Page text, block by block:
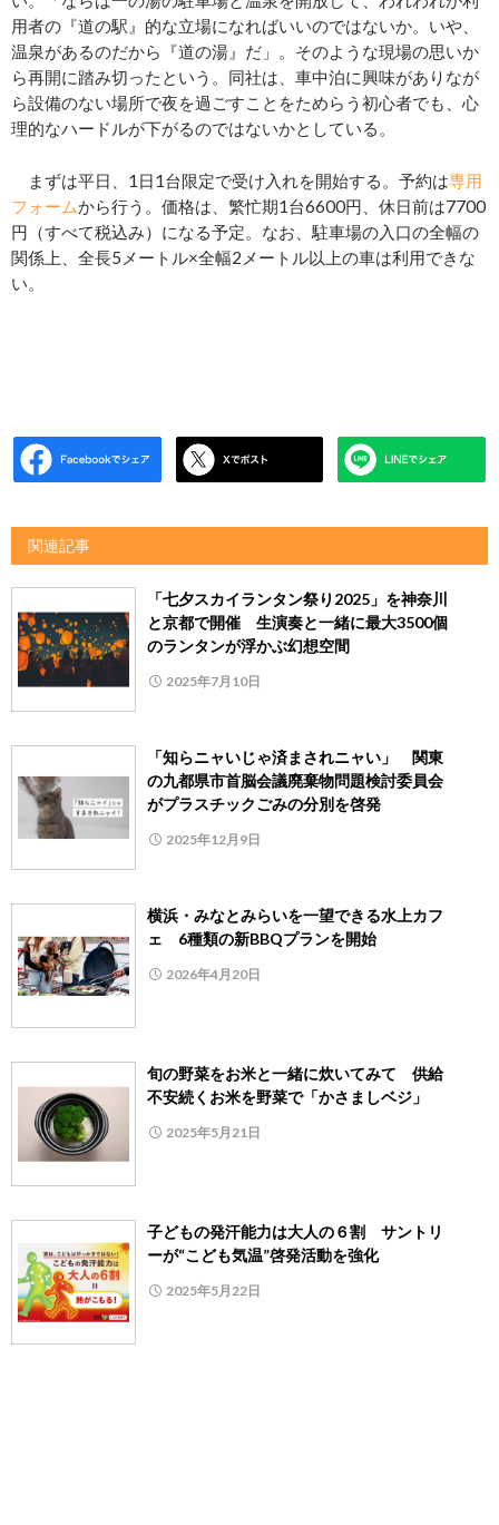
用者の『道の駅』的な立場になればいいのではないか。いや、
温泉があるのだから『道の湯』だ」。そのような現場の思いか
ら再開に踏み切ったという。同社は、車中泊に興味がありなが
ら設備のない場所で夜を過ごすことをためらう初心者でも、心
理的なハードルが下がるのではないかとしている。
まずは平日、1日1台限定で受け入れを開始する。予約は専用
フォームから行う。価格は、繁忙期1台6600円、休日前は7700
円（すべて税込み）になる予定。なお、駐車場の入口の全幅の
関係上、全長5メートル×全幅2メートル以上の車は利用できな
い。
関連記事
「七夕スカイランタン祭り2025」を神奈川
と京都で開催 生演奏と一緒に最大3500個
のランタンが浮かぶ幻想空間
2025年7月10日
「知らニャいじゃ済まされニャい」 関東
の九都県市首脳会議廃棄物問題検討委員会
がプラスチックごみの分別を啓発
2025年12月9日
横浜・みなとみらいを一望できる水上カフ
ェ 6種類の新BBQプランを開始
2026年4月20日
旬の野菜をお米と一緒に炊いてみて 供給
不安続くお米を野菜で「かさましベジ」
2025年5月21日
子どもの発汗能力は大人の６割 サントリ
ーが“こども気温”啓発活動を強化
2025年5月22日